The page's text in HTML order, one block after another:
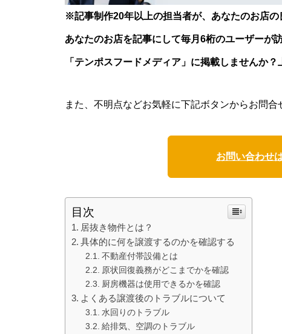
※記事制作20年以上の担当者が、あなたのお店
あなたのお店を記事にして毎月6桁のユーザーが
「テンポスフードメディア」に掲載しませんか
また、不明点などお気軽に下記ボタンからお問合
お問い合わせ
目次
居抜き物件とは？
具体的に何を譲渡するのかを確認する
不動産付帯設備とは
原状回復義務がどこまでかを確認
厨房機器は使用できるかを確認
よくある譲渡後のトラブルについて
水回りのトラブル
給排気、空調のトラブル